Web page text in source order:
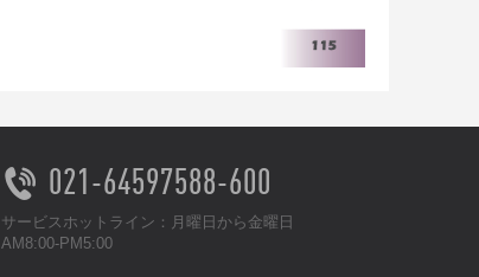
021-64597588-600
サービスホットライン：月曜日から金曜日
AM8:00-PM5:00